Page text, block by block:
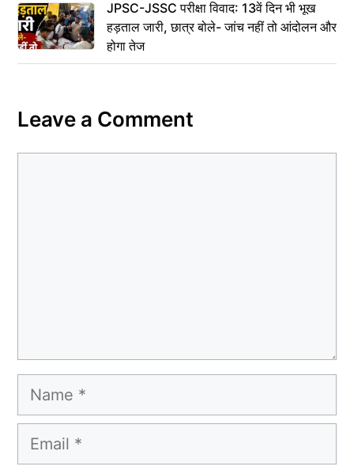
JPSC-JSSC परीक्षा विवाद: 13वें दिन भी भूख
हड़ताल जारी, छात्र बोले- जांच नहीं तो आंदोलन और
होगा तेज
Leave a Comment
Name
Email